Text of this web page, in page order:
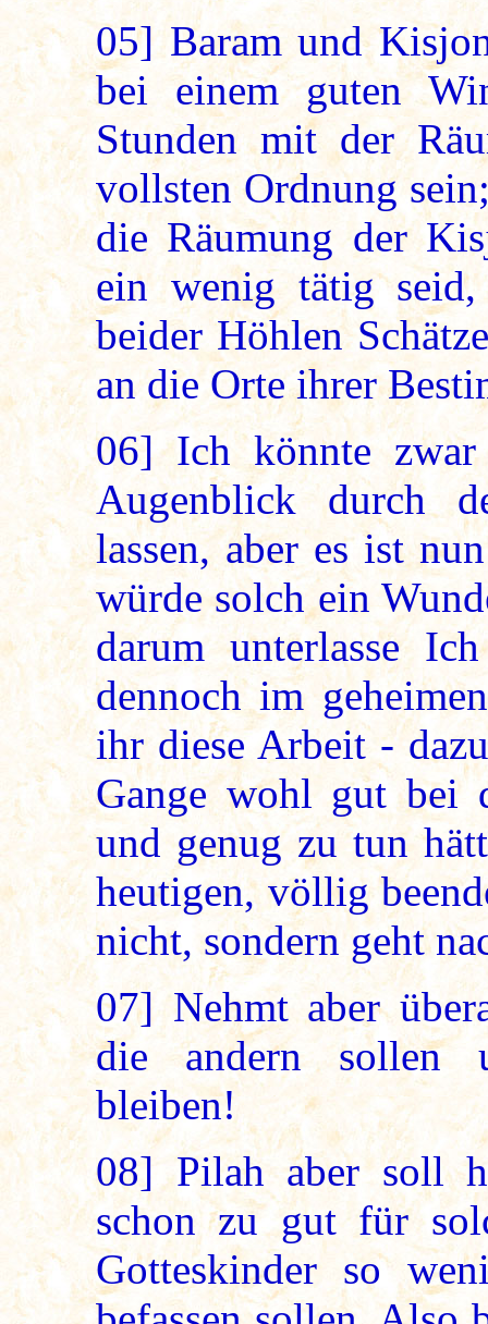
05]Baram und
bei einem guten
Stunden mit der
vollsten Ordnung
die Räumung der
ein wenig tätig
beider Höhlen
an die Orte ihrer
06] Ich könnte zwar
Augenblick durch
lassen, aber es ist
würde solch ein
darum unterlasse
dennoch im
ihr diese Arbeit -
Gange wohl gut bei
und genug zu tun
heutigen, völlig
nicht, sondern geht
07] Nehmt aber
die andern sollen
bleiben!
08] Pilah aber soll
schon zu gut für
Gotteskinder so